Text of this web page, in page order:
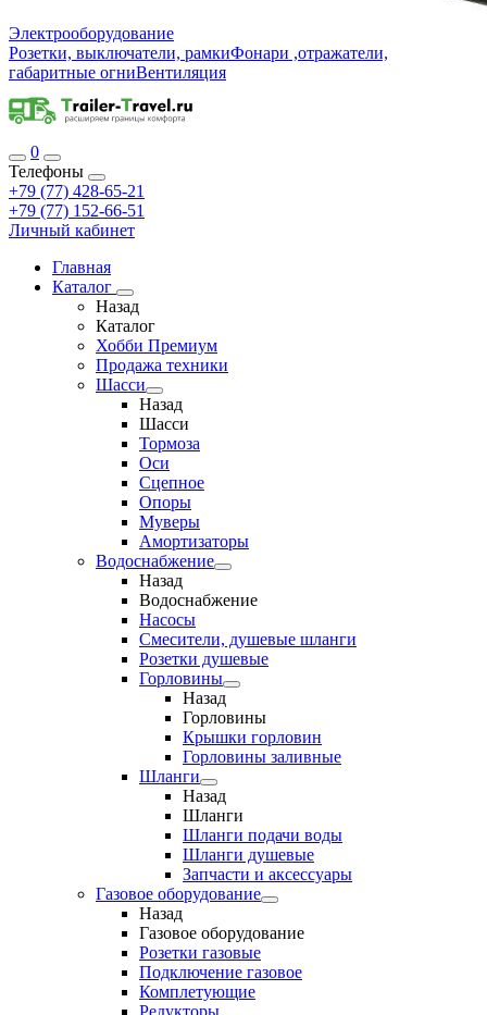
Электрооборудование
Розетки, выключатели, рамкиФонари ,отражатели,
габаритные огниВентиляция
0
Телефоны
+79 (77) 428-65-21
+79 (77) 152-66-51
Личный кабинет
Главная
Каталог
Назад
Каталог
Хобби Премиум
Продажа техники
Шасси
Назад
Шасси
Тормоза
Оси
Сцепное
Опоры
Муверы
Амортизаторы
Водоснабжение
Назад
Водоснабжение
Насосы
Смесители, душевые шланги
Розетки душевые
Горловины
Назад
Горловины
Крышки горловин
Горловины заливные
Шланги
Назад
Шланги
Шланги подачи воды
Шланги душевые
Запчасти и аксессуары
Газовое оборудование
Назад
Газовое оборудование
Розетки газовые
Подключение газовое
Комплетующие
Редукторы